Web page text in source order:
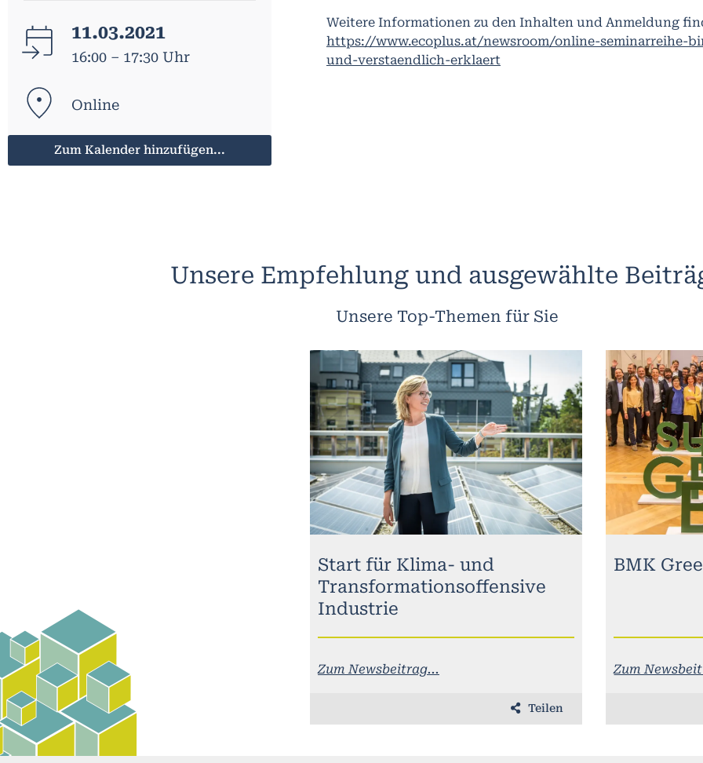
11.03.2021
16:00 – 17:30 Uhr
Online
Zum Kalender hinzufügen...
Weitere Informationen zu den Inhalten und Anmeldung
https://www.ecoplus.at/newsroom/online-seminarreihe-
und-verstaendlich-erklaert
Unsere Empfehlung und ausgewählte
Unsere Top-Themen für Sie
Start für Klima- und
Transformationsoffensive
Industrie
Zum Newsbeitrag...
Teilen
BMK
Zum